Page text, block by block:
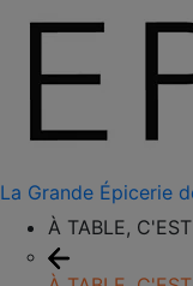
La Grande Épicerie
À TABLE,